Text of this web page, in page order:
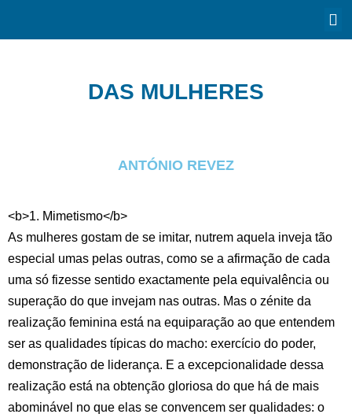
DAS MULHERES
ANTÓNIO REVEZ
<b>1. Mimetismo</b>
As mulheres gostam de se imitar, nutrem aquela inveja tão
especial umas pelas outras, como se a afirmação de cada
uma só fizesse sentido exactamente pela equivalência ou
superação do que invejam nas outras. Mas o zénite da
realização feminina está na equiparação ao que entendem
ser as qualidades típicas do macho: exercício do poder,
demonstração de liderança. E a excepcionalidade dessa
realização está na obtenção gloriosa do que há de mais
abominável no que elas se convencem ser qualidades: o